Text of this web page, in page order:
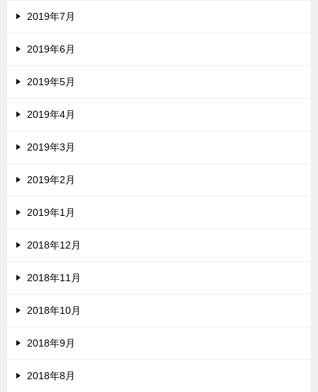
2019年7月
2019年6月
2019年5月
2019年4月
2019年3月
2019年2月
2019年1月
2018年12月
2018年11月
2018年10月
2018年9月
2018年8月